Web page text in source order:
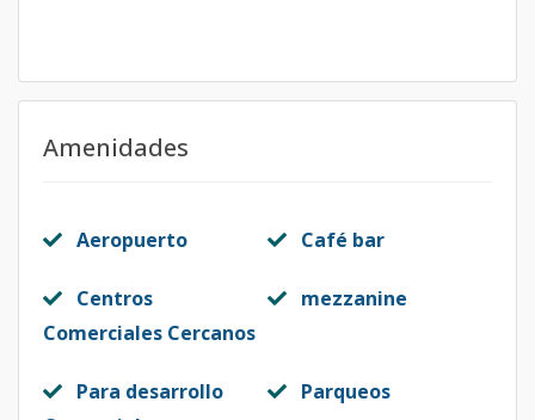
Amenidades
Aeropuerto Café bar
Centros
Comerciales Cercanos
mezzanine
Para desarrollo
Parqueos